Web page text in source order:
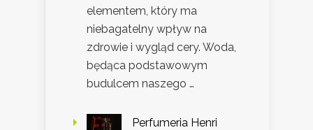
elementem, który ma
niebagatelny wpływ na
zdrowie i wygląd cery. Woda,
będąca podstawowym
budulcem naszego …
Perfumeria Henri